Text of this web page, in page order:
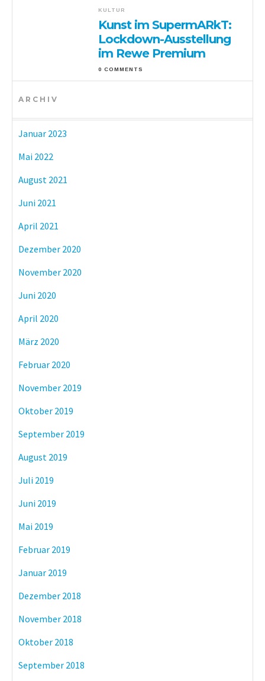
KULTUR
Kunst im SupermARkT:
Lockdown-Ausstellung
im Rewe Premium
0 COMMENTS
ARCHIV
Januar 2023
Mai 2022
August 2021
Juni 2021
April 2021
Dezember 2020
November 2020
Juni 2020
April 2020
März 2020
Februar 2020
November 2019
Oktober 2019
September 2019
August 2019
Juli 2019
Juni 2019
Mai 2019
Februar 2019
Januar 2019
Dezember 2018
November 2018
Oktober 2018
September 2018